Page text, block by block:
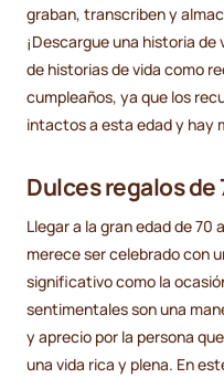
graban, transcriben y
¡Descargue una historia de
de historias de vida como
cumpleaños, ya que los
intactos a esta edad y hay
Dulces regalos
Llegar a la gran edad de 70
merece ser celebrado con
significativo como la
sentimentales son una
y aprecio por la persona
una vida rica y plena. En